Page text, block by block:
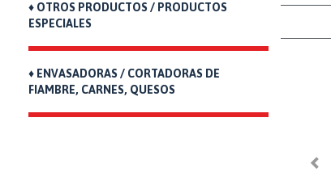
♦ OTROS PRODUCTOS / PRODUCTOS
ESPECIALES
♦ ENVASADORAS / CORTADORAS DE
FIAMBRE, CARNES, QUESOS